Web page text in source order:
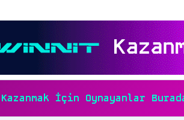
İçin Oynayanlar